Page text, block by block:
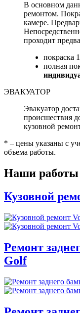
В основном
ремонтом.
камере.
проходит
покраска
полная
ЭВАКУАТОР
Эвакуатор
происшествия
кузовной
* – цены указаны с
объема работы.
Наши работы
Кузовной
Ремонт
Golf